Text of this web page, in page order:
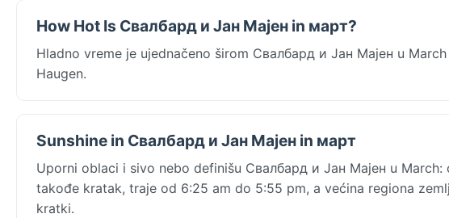
How Hot Is Свалбард и Јан Мајен in март?
Hladno vreme je ujednačeno širom Свалбард и Јан Мајен u
Haugen.
Sunshine in Свалбард и Јан Мајен in март
Uporni oblaci i sivo nebo definišu Свалбард и Јан Мајен u
takođe kratak, traje od 6:25 am do 5:55 pm, a većina regiona
kratki.